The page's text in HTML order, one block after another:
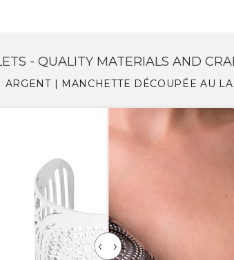
- QUALITY MATERIALS AND
| MANCHETTE DÉCOUPÉE AU